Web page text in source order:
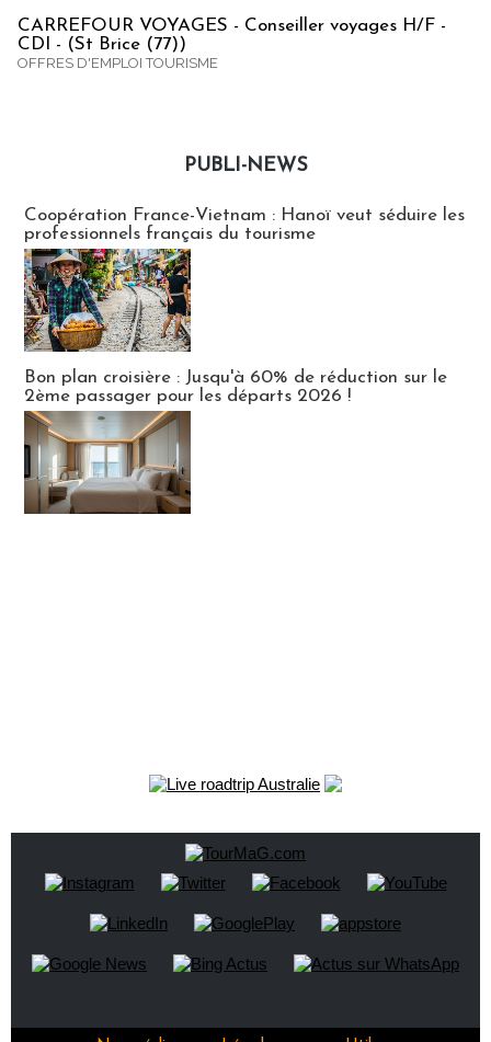
CARREFOUR VOYAGES - Conseiller voyages H/F -
CDI - (St Brice (77))
OFFRES D'EMPLOI TOURISME
PUBLI-NEWS
Coopération France-Vietnam : Hanoï veut séduire les
professionnels français du tourisme
Bon plan croisière : Jusqu'à 60% de réduction sur le
2ème passager pour les départs 2026 !